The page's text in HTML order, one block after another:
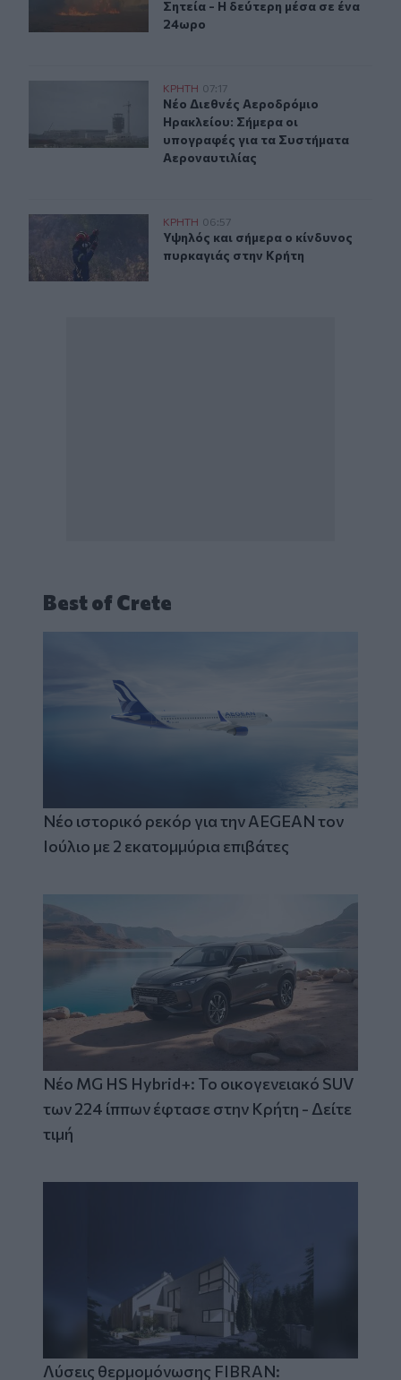
Σητεία - Η δεύτερη μέσα σε ένα
24ωρο
Νέο Διεθνές Αεροδρόμιο Ηρακλείου: Σήμερα οι
ΚΡΗΤΗ 07:17
Νέο Διεθνές Αεροδρόμιο
Νέο Διεθνές Αεροδρόμιο
Ηρακλείου: Σήμερα οι
υπογραφές για τα Συστήματα
Αεροναυτιλίας
Υψηλός και σήμερα ο κίνδυνος πυρκαγιάς στην Κρήτη
ΚΡΗΤΗ 06:57
Υψηλός και σήμερα ο κίνδυνος
Υψηλός και σήμερα ο κίνδυνος
πυρκαγιάς στην Κρήτη
Best of Crete
Νέο ιστορικό ρεκόρ για την AEGEAN τον
Ιούλιο με 2 εκατομμύρια επιβάτες
Νέο MG HS Hybrid+: Το οικογενειακό SUV
των 224 ίππων έφτασε στην Κρήτη - Δείτε
τιμή
Λύσεις θερμομόνωσης FIBRAN: